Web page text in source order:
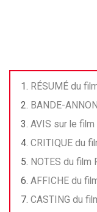
RÉSUMÉ du
BANDE-
AVIS sur le
CRITIQUE du
NOTES du
AFFICHE du
CASTING du